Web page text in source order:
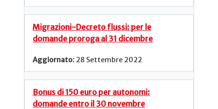
Migrazioni-Decreto flussi: per le
domande proroga al 31 dicembre
28 Settembre 2022
Bonus di 150 euro per autonomi:
domande entro il 30 novembre